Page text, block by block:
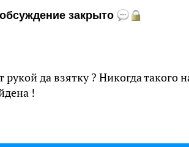
закрыто
да взятку ? Никогда такого
!